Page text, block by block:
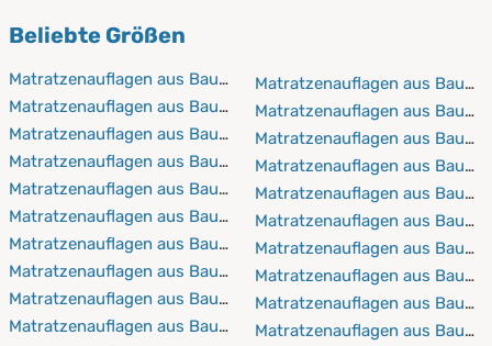
allergikerfreundlich sind.
möglichen Größen vorhanden. Diese reichen von
Wasserbetten geeignet. Wir nehmen sehr gerne auch
Maßanfertigungen vor.
Beliebte Größen
Matratzenauflagen aus Baumwolle 50x100 cm
Matratzenauflagen aus Baumwolle 60x120 cm
Matratzenauflagen aus Baumwolle 60x190 cm
Matratzenauflagen aus Baumwolle 60x200 cm
Matratzenauflagen aus Baumwolle 60x210 cm
Matratzenauflagen aus Baumwolle 60x220 cm
Matratzenauflagen aus Baumwolle 70x140 cm
Matratzenauflagen aus Baumwolle 70x160 cm
Matratzenauflagen aus Baumwolle 70x190 cm
Matratzenauflagen aus Baumwolle 70x200 cm
Matratzenauflagen aus
Matratzenauflagen aus
Matratzenauflagen aus
Matratzenauflagen aus
Matratzenauflagen aus
Matratzenauflagen aus
Matratzenauflagen aus
Matratzenauflagen aus
Matratzenauflagen aus
Matratzenauflagen aus